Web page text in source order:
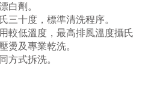
白劑。
三十度，標準清洗程序。
較低溫度，最高排風溫度攝氏
燙及專業乾洗。
方式拆洗。